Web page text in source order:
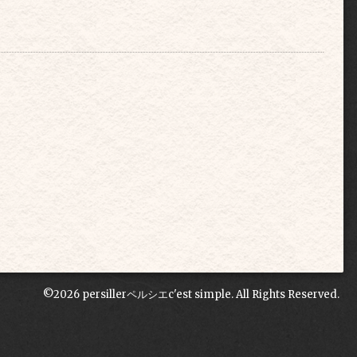
©2026 persillerペルシエc'est simple. All Rights Reserved.